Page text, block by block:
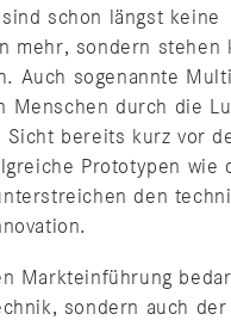
schon längst keine
mehr, sondern stehen
Auch sogenannte
Menschen durch die
Sicht bereits kurz vor
Prototypen wie
den
Markteinführung
sondern auch der